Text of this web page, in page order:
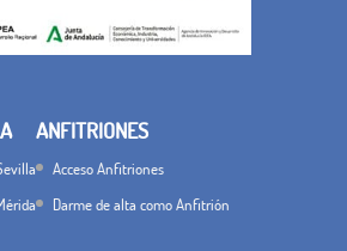
ANFITRIONES
Acceso Anfitriones
Darme de alta como Anfitrión